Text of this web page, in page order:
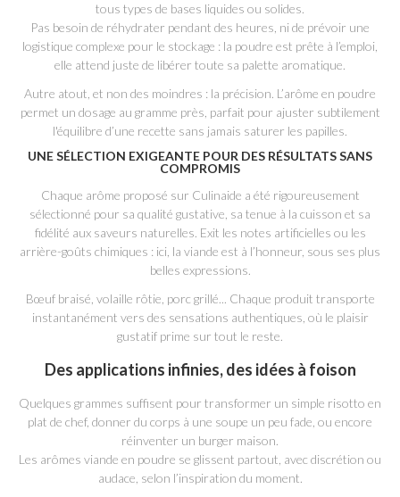
tous types de bases liquides ou solides.
Pas besoin de réhydrater pendant des heures, ni de prévoir une
logistique complexe pour le stockage : la poudre est prête à l’emploi,
elle attend juste de libérer toute sa palette aromatique.
Autre atout, et non des moindres : la précision. L’arôme en poudre
permet un dosage au gramme près, parfait pour ajuster subtilement
l'équilibre d’une recette sans jamais saturer les papilles.
UNE SÉLECTION EXIGEANTE POUR DES RÉSULTATS SANS
COMPROMIS
Chaque arôme proposé sur Culinaide a été rigoureusement
sélectionné pour sa qualité gustative, sa tenue à la cuisson et sa
fidélité aux saveurs naturelles. Exit les notes artificielles ou les
arrière-goûts chimiques : ici, la viande est à l’honneur, sous ses plus
belles expressions.
Bœuf braisé, volaille rôtie, porc grillé... Chaque produit transporte
instantanément vers des sensations authentiques, où le plaisir
gustatif prime sur tout le reste.
Des applications infinies, des idées à foison
Quelques grammes suffisent pour transformer un simple risotto en
plat de chef, donner du corps à une soupe un peu fade, ou encore
réinventer un burger maison.
Les arômes viande en poudre se glissent partout, avec discrétion ou
audace, selon l’inspiration du moment.